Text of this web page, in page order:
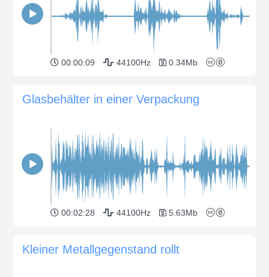
00:00:09 44100Hz 0.34Mb
Glasbehälter in einer Verpackung
00:02:28 44100Hz 5.63Mb
Kleiner Metallgegenstand rollt